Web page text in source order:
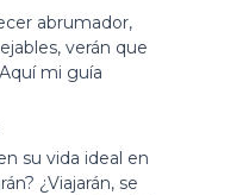
abrumador,
verán que
mi guía
su vida ideal en
¿Viajarán, se